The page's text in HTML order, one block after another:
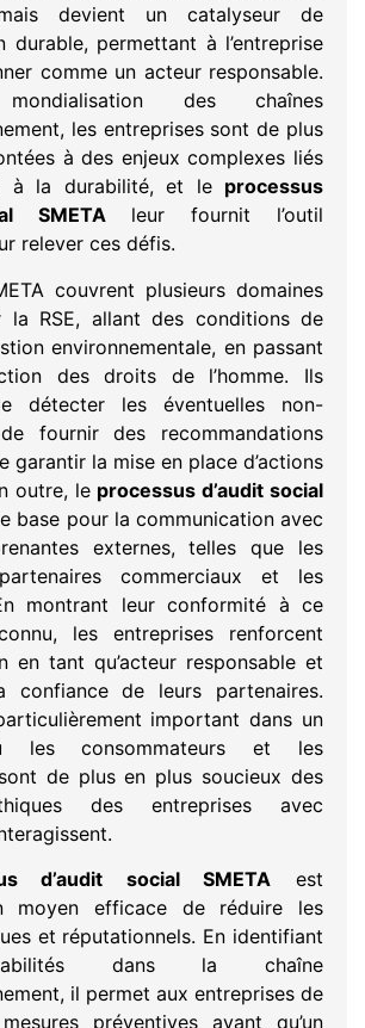
devient un catalyseur de
durable, permettant à l’entreprise
comme un acteur responsable.
des chaînes
les entreprises sont de plus
à des enjeux complexes liés
à la durabilité, et le processus
SMETAleur fournit l’outil
relever ces défis.
couvrent plusieurs domaines
la RSE, allant des conditions de
environnementale, en passant
des droits de l’homme. Ils
détecter les éventuelles non-
fournir des recommandations
garantir la mise en place d’actions
outre, le processus d’audit social
base pour la communication avec
externes, telles que les
commerciaux et les
montrant leur conformité à ce
les entreprises renforcent
en tant qu’acteur responsable et
confiance de leurs partenaires.
important dans un
les consommateurs et les
de plus en plus soucieux des
des entreprises avec
d’audit social SMETA est
moyen efficace de réduire les
et réputationnels. En identifiant
dans la chaîne
il permet aux entreprises de
préventives avant qu’un